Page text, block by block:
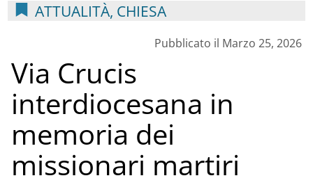
ATTUALITÀ, CHIESA
Pubblicato il Marzo 25, 2026
Via Crucis
interdiocesana in
memoria dei
missionari martiri